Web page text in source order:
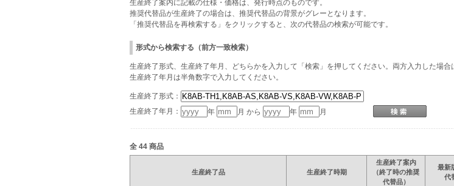
生産終了案内に記載の仕様・価格は、発行時点のものです。
推奨代替品が生産終了の場合は、推奨代替品の背景がグレーとなります。
「推奨代替品を再検索する」をクリックすると、次の代替品の検索が可能です。
形式から検索する（前方一致検索）
生産終了形式、生産終了年月、どちらかを入力して「検索」を押してください。両方入力した場合
生産終了年月は半角数字で入力してください。
生産終了形式：
生産終了年月：
年 月 から 年 月
全 44 商品
生産終了品 生産終了時期
生産終了案内
（終了時の推奨
代替品）
最新
代